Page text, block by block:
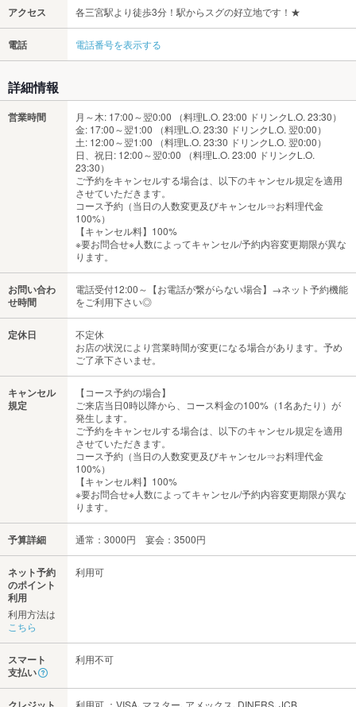
アクセス 各三宮駅より徒歩3分！駅からスグの好立地です！★
電話 電話番号を表示する
詳細情報
営業時間
月～木: 17:00～翌0:00 （料理L.O. 23:00 ドリンクL.O. 23:30）
金: 17:00～翌1:00 （料理L.O. 23:30 ドリンクL.O. 翌0:00）
土: 12:00～翌1:00 （料理L.O. 23:30 ドリンクL.O. 翌0:00）
日、祝日: 12:00～翌0:00 （料理L.O. 23:00 ドリンクL.O.
23:30）
ご予約をキャンセルする場合は、以下のキャンセル規定を適用
させていただきます。
コース予約（当日の人数変更及びキャンセル⇒お料理代金
100%）
【キャンセル料】100%
※要お問合せ※人数によってキャンセル/予約内容変更期限が異な
ります。
お問い合わ
せ時間
電話受付12:00～【お電話が繋がらない場合】→ネット予約機能
をご利用下さい◎
定休日
不定休
お店の状況により営業時間が変更になる場合があります。予め
ご了承下さいませ。
キャンセル
規定
【コース予約の場合】
ご来店当日0時以降から、コース料金の100%（1名あたり）が
発生します。
ご予約をキャンセルする場合は、以下のキャンセル規定を適用
させていただきます。
コース予約（当日の人数変更及びキャンセル⇒お料理代金
100%）
【キャンセル料】100%
※要お問合せ※人数によってキャンセル/予約内容変更期限が異な
ります。
予算詳細 通常：3000円 宴会：3500円
ネット予約
のポイント
利用
利用方法は
こちら
利用可
スマート
支払い
利用不可
利用可 ：VISA､マスター､アメックス､DINERS､JCB